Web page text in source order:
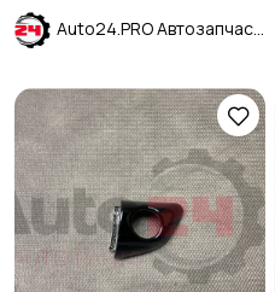
Auto24.PRO Автозапчасти